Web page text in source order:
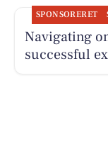
SPONSORERET
Navigating
successful